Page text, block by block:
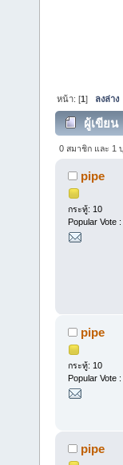
หน้า: [1] ลงล่าง
ผู้เขียน
14681 ครั้ง)
0 สมาชิก และ 1
pipe
กระทู้: 10
Popular Vote :
pipe
กระทู้: 10
Popular Vote :
pipe